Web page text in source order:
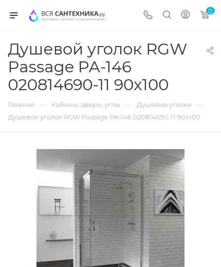
0
Душевой уголок RGW
Passage PA-146
020814690-11 90x100
Главная — Кабины, двери, углы — Душевые уголки —
Душевой уголок RGW Passage PA-146 020814690-11 90x100